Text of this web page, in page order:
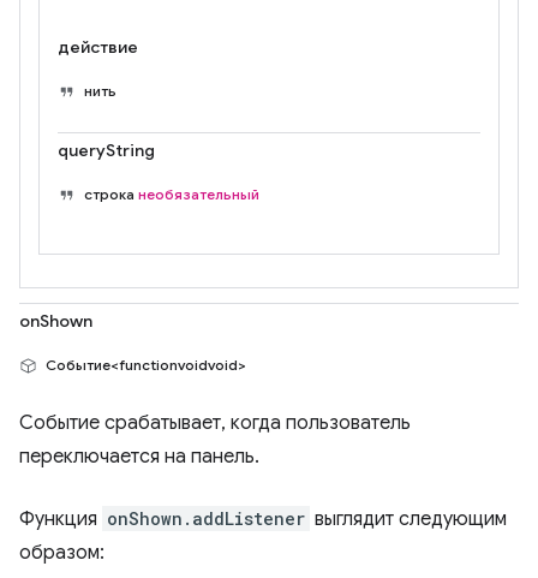
действие
нить
queryString
строка необязательный
onShown
Событие<functionvoidvoid>
Событие срабатывает, когда пользователь
переключается на панель.
Функция onShown.addListener выглядит следующим
образом: